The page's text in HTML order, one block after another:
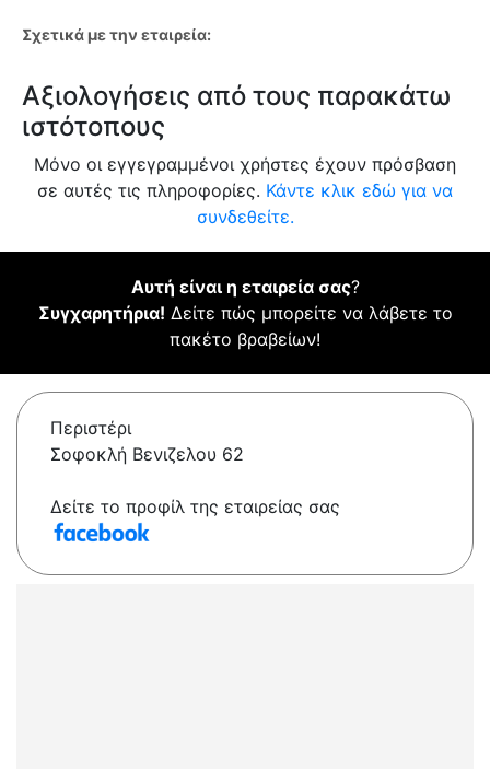
Σχετικά με την εταιρεία:
Αξιολογήσεις από τους παρακάτω
ιστότοπους
Μόνο οι εγγεγραμμένοι χρήστες έχουν πρόσβαση
σε αυτές τις πληροφορίες. Κάντε κλικ εδώ για να
συνδεθείτε.
Αυτή είναι η εταιρεία σας?
Συγχαρητήρια! Δείτε πώς μπορείτε να λάβετε το
πακέτο βραβείων!
Περιστέρι
Σοφοκλή Βενιζελου 62
Δείτε το προφίλ της εταιρείας σας